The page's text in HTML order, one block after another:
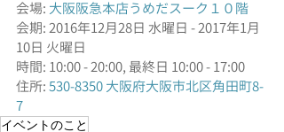
会場: 大阪阪急本店うめだスーク１０階
会期: 2016年12月28日 水曜日 - 2017年1月
10日 火曜日
時間: 10:00 - 20:00, 最終日 10:00 - 17:00
住所: 530-8350 大阪府大阪市北区角田町8-
7
イベントのこと